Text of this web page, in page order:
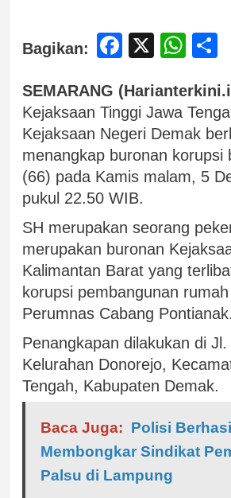
Bagikan: Facebook
X
SEMARANG
Kejaksaan Tinggi Jawa
Kejaksaan Negeri Demak
menangkap buronan korupsi
(66) pada Kamis malam, 5
pukul 22.50 WIB.
SH merupakan seorang
merupakan buronan
Kalimantan Barat yang
korupsi pembangunan
Perumnas Cabang Pontianak.
Penangkapan dilakukan di
Kelurahan Donorejo,
Tengah, Kabupaten Demak.
Baca Juga: Polisi Berhasil
Membongkar Sindikat
Palsu di Lampung